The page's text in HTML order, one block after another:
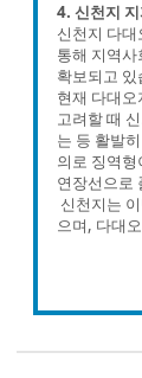
4. 신천지
신천지 다대
통해 지역
확보되고
현재 다대
고려할 때
는 등 활발
의로 징역
연장선으로
신천지는
으며, 다대